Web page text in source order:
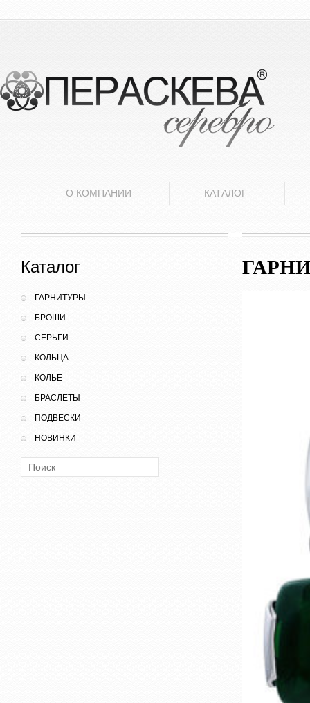
О КОМПАНИИ КАТАЛОГ
Каталог
ГАРНИТУРЫ
БРОШИ
СЕРЬГИ
КОЛЬЦА
КОЛЬЕ
БРАСЛЕТЫ
ПОДВЕСКИ
НОВИНКИ
Поиск: